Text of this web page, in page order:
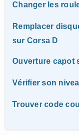
Changer les
Remplacer
sur Corsa D
Ouverture capot
Vérifier son
Trouver code